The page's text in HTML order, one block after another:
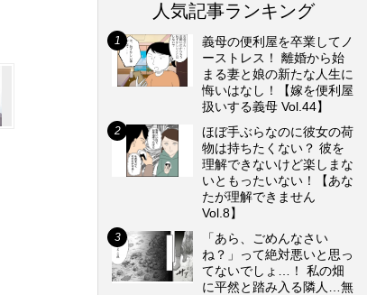
人気記事ランキング
義母の便利屋を卒業してノ
ーストレス！ 離婚から始
まる妻と娘の新たな人生に
悔いはなし！【嫁を便利屋
扱いする義母 Vol.44】
ほぼ手ぶらなのに彼女の荷
物は持ちたくない？ 彼を
理解できないけど楽しまな
いともったいない！【あな
たが理解できません
Vol.8】
「あら、ごめんなさい
ね？」って絶対悪いと思っ
てないでしょ…！ 私の畑
に平然と踏み入る隣人…無